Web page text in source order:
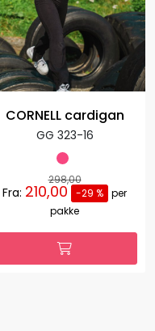
CORNELL cardigan
GG 323-16
298,00
Fra: 210,00 -29 % per
pakke